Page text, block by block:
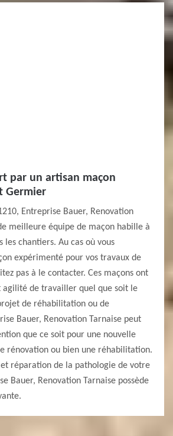
par un artisan maçon
Germier
Entreprise Bauer, Renovation
meilleure équipe de maçon habille à
les chantiers. Au cas où vous
expérimenté pour vos travaux de
pas à le contacter. Ces maçons ont
agilité de travailler quel que soit le
de réhabilitation ou de
Bauer, Renovation Tarnaise peut
que ce soit pour une nouvelle
rénovation ou bien une réhabilitation.
réparation de la pathologie de votre
Bauer, Renovation Tarnaise possède